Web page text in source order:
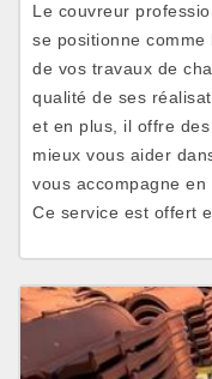
Le couvreur
se positionne
de vos travaux de
qualité de ses
et en plus, il offre
mieux vous aider
vous accompagne en
Ce service est offert